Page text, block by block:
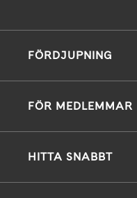
FÖRDJUPNING
FÖR MEDLEMMAR
HITTA SNABBT